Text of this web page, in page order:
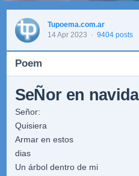
Tupoema.com.ar
14 Apr 2023 · 9404 posts
Poem
SeÑor en
Señor:
Quisiera
Armar en estos
dias
Un árbol dentro de mi